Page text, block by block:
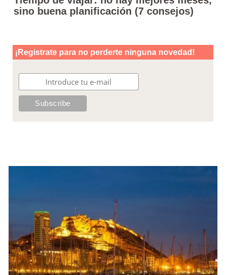
sino buena planificación (7 consejos)